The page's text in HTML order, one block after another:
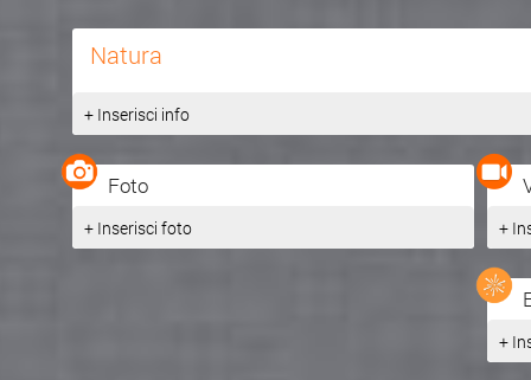
Natura
+ Inserisci info
Foto
+ Inserisci foto +
+